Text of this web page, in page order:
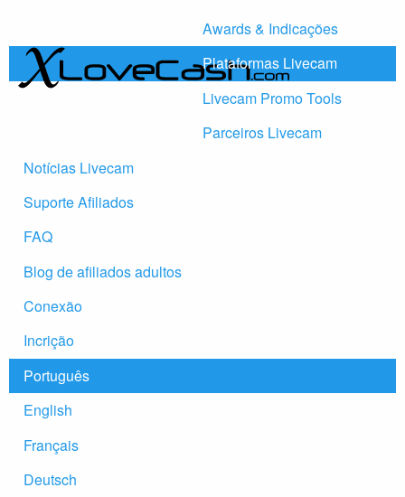
Awards & Indicações
Plataformas Livecam
Livecam Promo Tools
Parceiros Livecam
Notícias Livecam
Suporte Afiliados
FAQ
Blog de afiliados adultos
Conexão
Incrição
Português
English
Français
Deutsch